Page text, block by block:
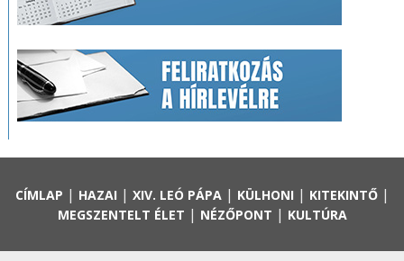
CÍMLAP | HAZAI | XIV. LEÓ PÁPA| KÜLHONI | KITEKINTŐ|
MEGSZENTELT ÉLET | NÉZŐPONT | KULTÚRA